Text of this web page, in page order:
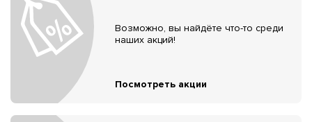
Возможно, вы найдёте что-то среди
наших акций!
Посмотреть акции